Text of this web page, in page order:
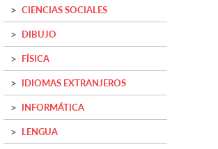
CIENCIAS SOCIALES
DIBUJO
FÍSICA
IDIOMAS EXTRANJEROS
INFORMÁTICA
LENGUA